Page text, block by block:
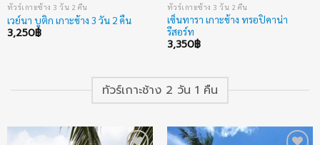
ทัวร์เกาะช้าง 3 วัน 2 คืน
เวย์นา บูติก เกาะช้าง 3 วัน 2 คืน
3,250฿
ทัวร์เกาะช้าง 3 วัน 2 คืน
เซ็นทารา เกาะช้าง ทรอปิคาน่า
รีสอร์ท
3,350฿
ทัวร์เกาะช้าง 2 วัน 1 คืน